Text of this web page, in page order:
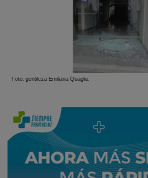
Foto: gentileza Emiliana Quaglia